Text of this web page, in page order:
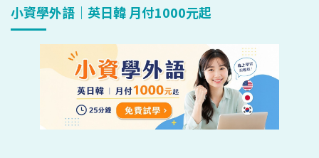
小資學外語｜英日韓 月付1000元起